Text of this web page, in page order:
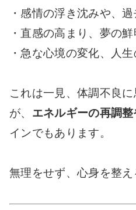
・感情の浮き沈みや、
・直感の高まり、夢の
・急な心境の変化、人
これは一見、体調不良
が、 エネルギーの再調
インでもあります。
無理をせず、心身を整え